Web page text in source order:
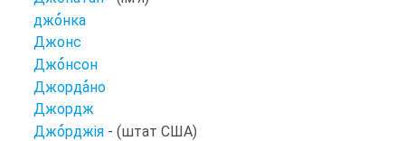
джонка
Джонс
Джонсон
Джордано
Джордж
Джорджія - (штат США)